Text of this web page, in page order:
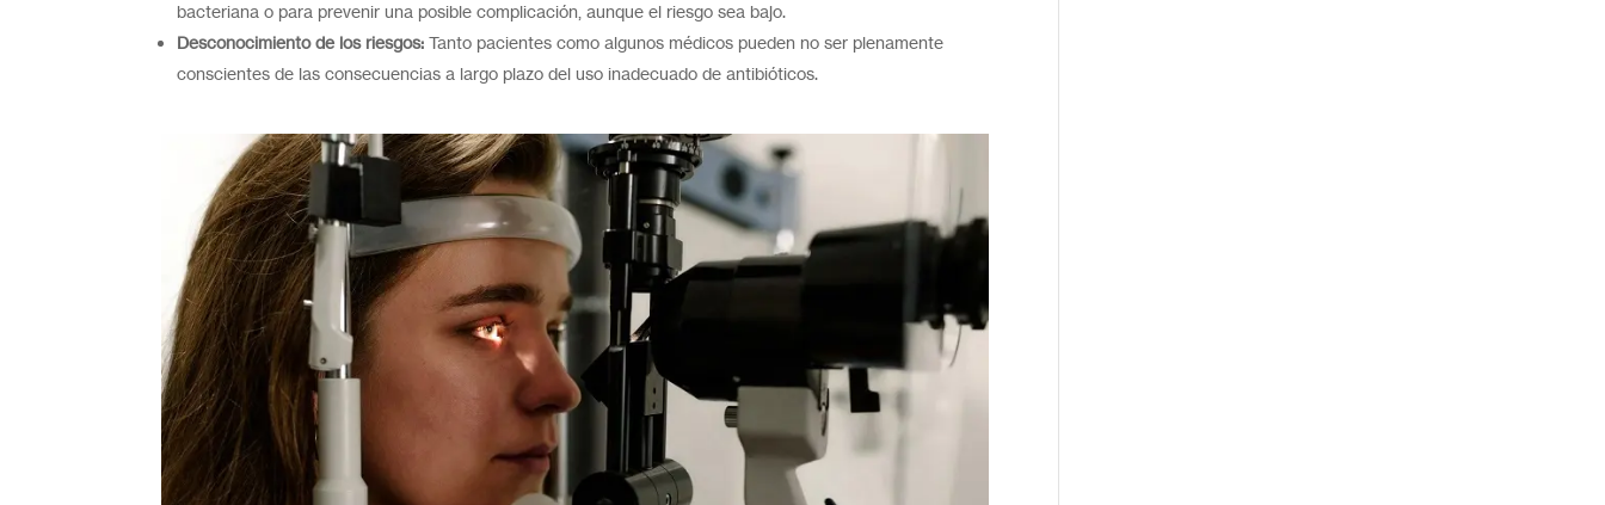
bacteriana o para prevenir una posible complicación, aunque el riesgo sea bajo.
Desconocimiento de los riesgos: Tanto pacientes como algunos médicos pueden no ser plenamente
conscientes de las consecuencias a largo plazo del uso inadecuado de antibióticos.